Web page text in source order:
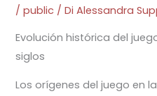
/public / DiAlessandra
Evolución histórica del
siglos
Los orígenes del juego en